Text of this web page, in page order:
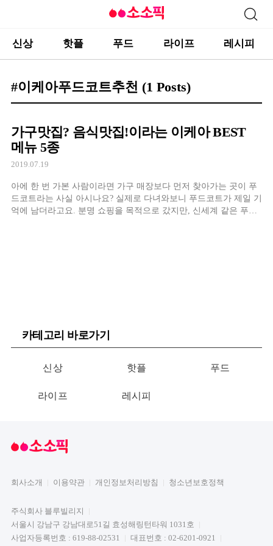
신상 핫플 푸드 라이프 레시피
#이케아푸드코트추천 (1 Posts)
가구맛집? 음식맛집!이라는 이케아 BEST
메뉴 5종
2019.07.19
아에 한 번 가본 사람이라면 가구 매장보다 먼저 찾아가는 곳이 푸
드코트라는 사실 아시나요? 실제로 다녀와보니 푸드코트가 제일 기
억에 남더라고요. 분명 쇼핑을 목적으로 갔지만, 신세계 같은 푸드
카테고리 바로가기
신상 핫플 푸드
라이프 레시피
회사소개 이용약관 개인정보처리방침 청소년보호정책
주식회사 블루빌리지
서울시 강남구 강남대로51길 효성해링턴타워 1031호
사업자등록번호 : 619-88-02531
대표번호 : 02-6201-0921